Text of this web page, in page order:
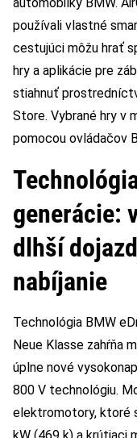
automobilky BMW.
používali vlastné
cestujúci môžu hrať
hry a aplikácie pre
stiahnuť
Store. Vybrané hry v
pomocou ovládačov
generácie:
dlhší
nabíjanie
Technológia BMW
Neue Klasse zahŕňa
úplne nové
800 V technológiu.
elektromotory, ktoré